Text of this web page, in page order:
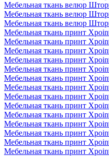
Мебельная ткань велюр
Мебельная ткань велюр
Мебельная ткань велюр
Мебельная ткань принт
Мебельная ткань принт
Мебельная ткань принт
Мебельная ткань принт
Мебельная ткань принт
Мебельная ткань принт
Мебельная ткань принт
Мебельная ткань принт
Мебельная ткань принт
Мебельная ткань принт
Мебельная ткань принт
Мебельная ткань принт
Мебельная ткань принт
Мебельная ткань принт